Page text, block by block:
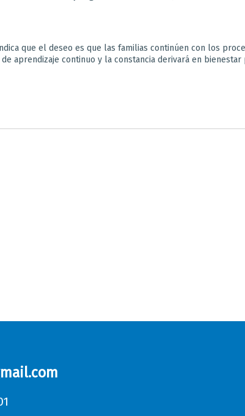
que el deseo es que las familias continúen con los
aprendizaje continuo y la constancia derivará en bienestar